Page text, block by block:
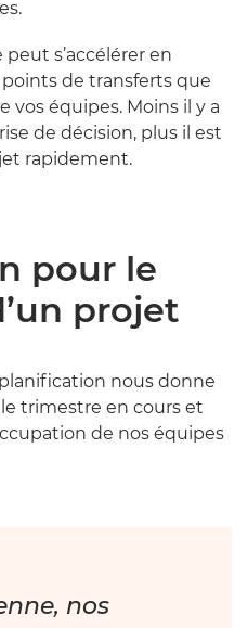
s’accélérer en
de transferts que
vos équipes. Moins il y a
de décision, plus il est
rapidement.
pour le
projet
nous donne
trimestre en cours et
de nos équipes
nos